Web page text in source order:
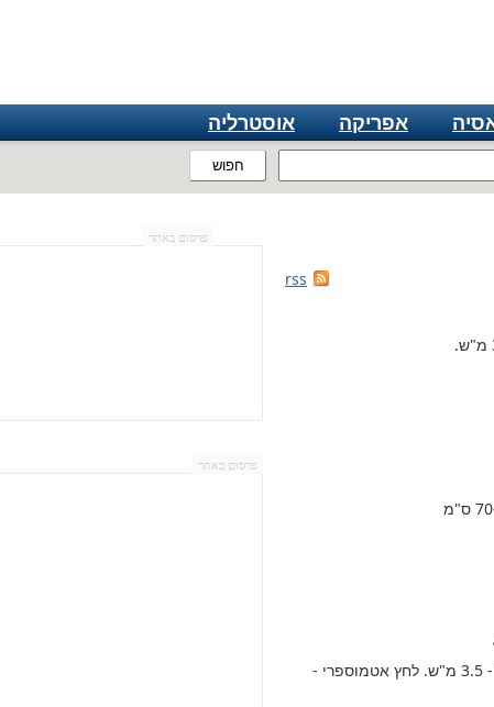
חפוש
אפריקה אוסטרליה
rss
מחר ברוב חלקי הארץ עליית טמפרטורה, מעונן חלקית, רוח זעיר - 3.5 מ"ש. לחץ אטמוספרי -
פרסום באתר
פרסום באתר